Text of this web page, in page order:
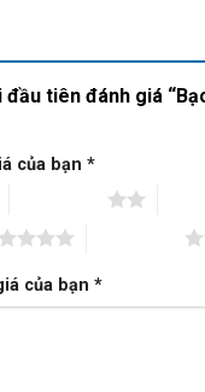
đầu tiên đánh giá
của bạn *
của bạn *